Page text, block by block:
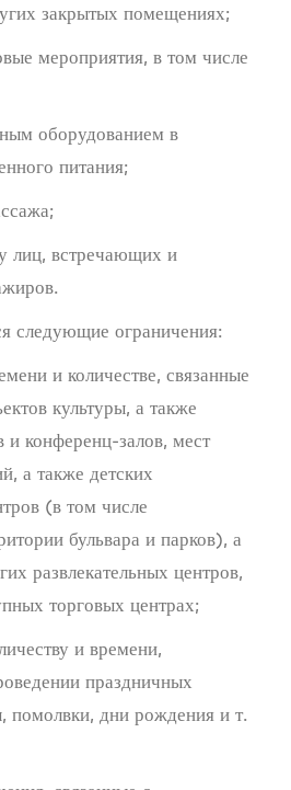
закрытых помещениях;
мероприятия, в том числе
оборудованием в
питания;
лиц, встречающих и
следующие ограничения:
и количестве, связанные
культуры, а также
и конференц-залов, мест
а также детских
(в том числе
бульвара и парков), а
развлекательных центров,
торговых центрах;
и времени,
праздничных
помолвки, дни рождения и т.